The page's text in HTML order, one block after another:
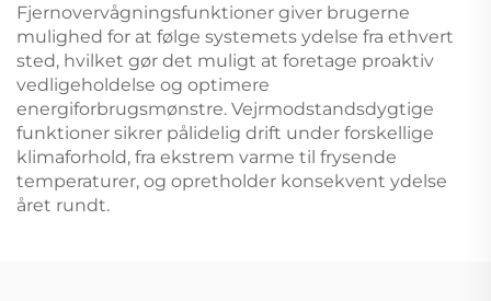
Fjernovervågningsfunktioner giver brugerne
mulighed for at følge systemets ydelse fra ethvert
sted, hvilket gør det muligt at foretage proaktiv
vedligeholdelse og optimere
energiforbrugsmønstre. Vejrmodstandsdygtige
funktioner sikrer pålidelig drift under forskellige
klimaforhold, fra ekstrem varme til frysende
temperaturer, og opretholder konsekvent ydelse
året rundt.